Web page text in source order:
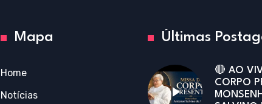
Mapa
Home
Notícias
Últimas
🔴 AO
CORPO